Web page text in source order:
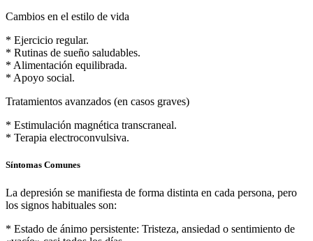
Cambios en el estilo de vida
* Ejercicio regular.
* Rutinas de sueño saludables.
* Alimentación equilibrada.
* Apoyo social.
Tratamientos avanzados (en casos graves)
* Estimulación magnética transcraneal.
* Terapia electroconvulsiva.
Síntomas Comunes
La depresión se manifiesta de forma distinta en cada persona, pero
los signos habituales son:
* Estado de ánimo persistente: Tristeza, ansiedad o sentimiento de